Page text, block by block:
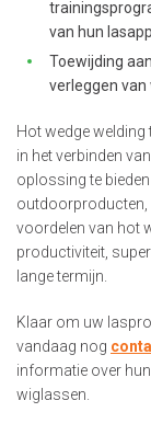
van hun
Toewijding
verleggen van
Hot wedge
in het verbinden
oplossing te
outdoorproducten,
voordelen van hot
productiviteit,
lange termijn.
Klaar om uw
vandaag nog
informatie over
wiglassen.